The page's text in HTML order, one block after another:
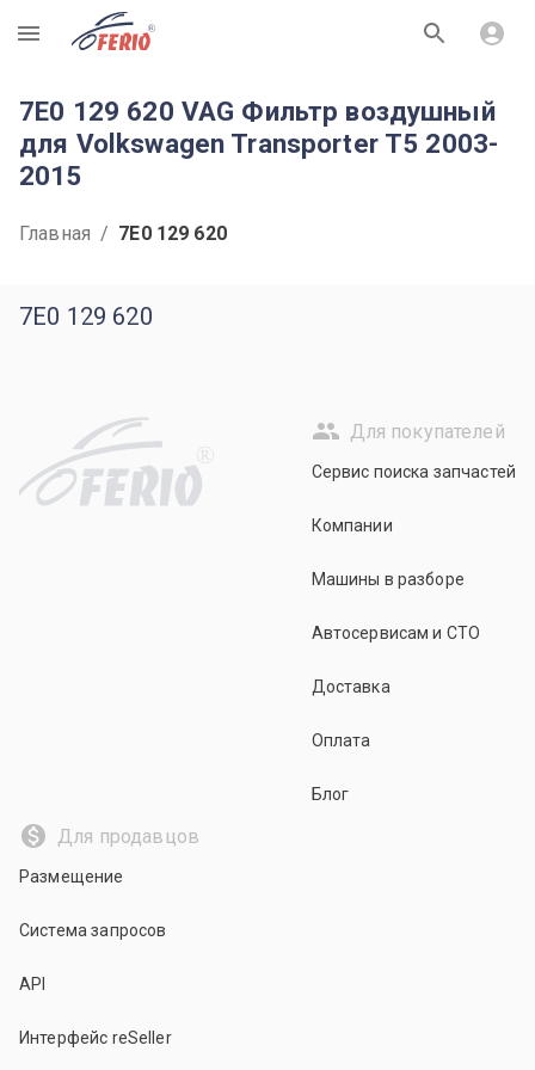
R
7E0 129 620 VAG Фильтр воздушный
для Volkswagen Transporter T5 2003-
2015
Главная / 7E0 129 620
7E0 129 620
R
Для покупателей
Сервис поиска запчастей
Компании
Машины в разборе
Автосервисам и СТО
Доставка
Оплата
Блог
Для продавцов
Размещение
Система запросов
API
Интерфейс reSeller